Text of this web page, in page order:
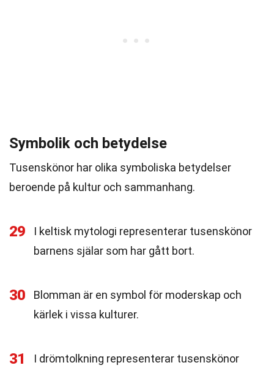
Symbolik och betydelse
Tusenskönor har olika symboliska betydelser
beroende på kultur och sammanhang.
29
I keltisk mytologi representerar tusenskönor
barnens själar som har gått bort.
30
Blomman är en symbol för moderskap och
kärlek i vissa kulturer.
31
I drömtolkning representerar tusenskönor